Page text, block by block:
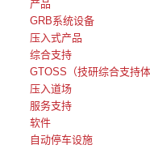
产品
GRB系统设备
压入式产品
综合支持
GTOSS（技研综合支持体
压入道场
服务支持
软件
自动停车设施